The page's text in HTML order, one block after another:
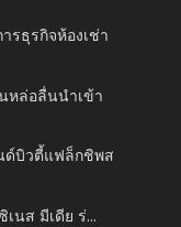
รธุรกิจห้องเช่า
หล่อลื่นนำเข้า
ด์บิวตี้แฟล็กชิพส
นส มีเดีย ร่...